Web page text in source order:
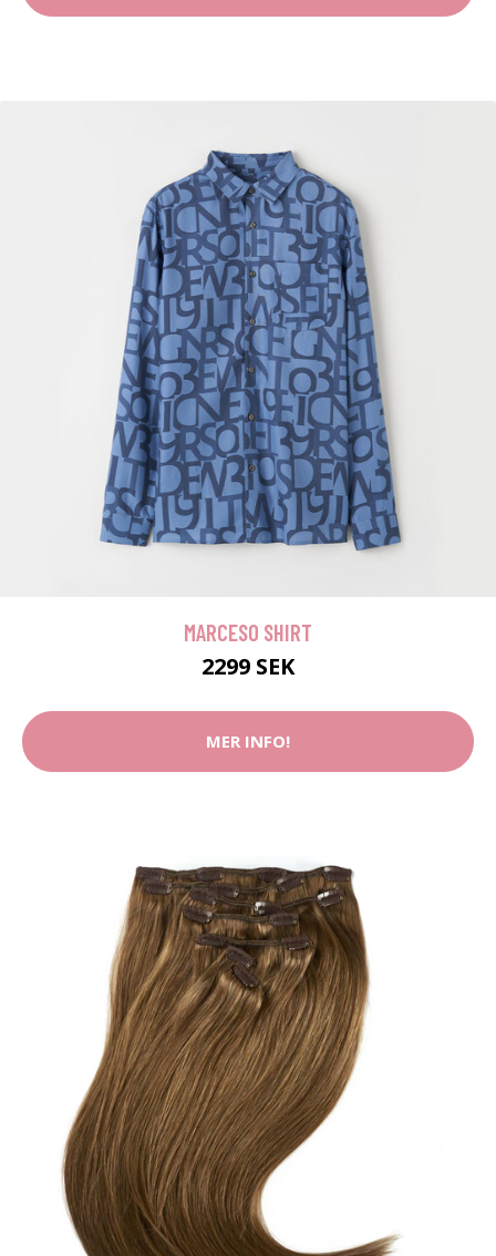
MARCESO SHIRT
2299 SEK
MER INFO!